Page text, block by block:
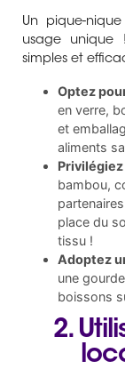
Un pique-
usage unique
simples et
Optez
en verre,
et
aliments
bambou,
partenaires
place du
tissu !
Adoptez
une
boissons
2.